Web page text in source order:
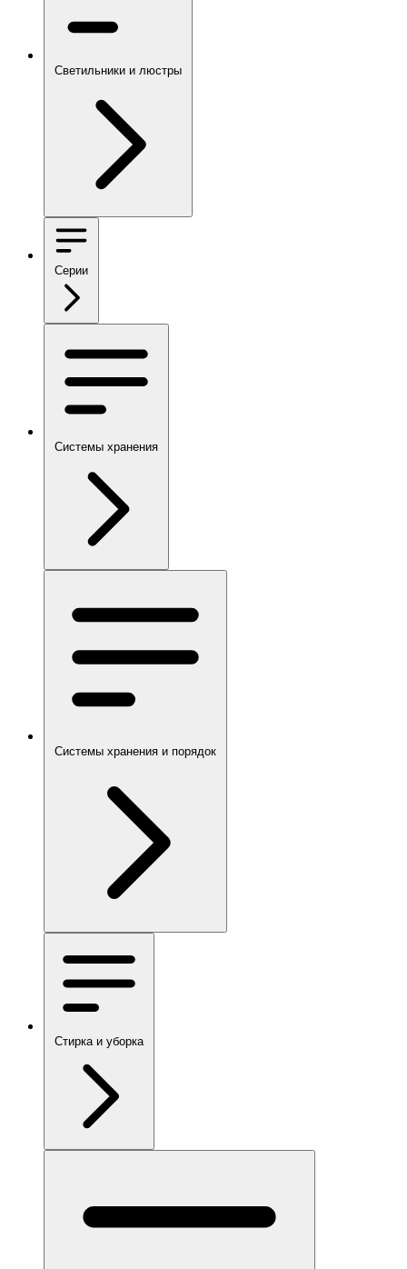
Светильники и люстры
Серии
Системы хранения
Системы хранения и порядок
Стирка и уборка